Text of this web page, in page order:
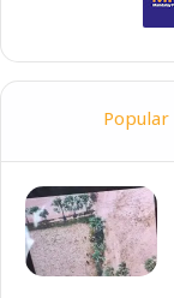
Popular